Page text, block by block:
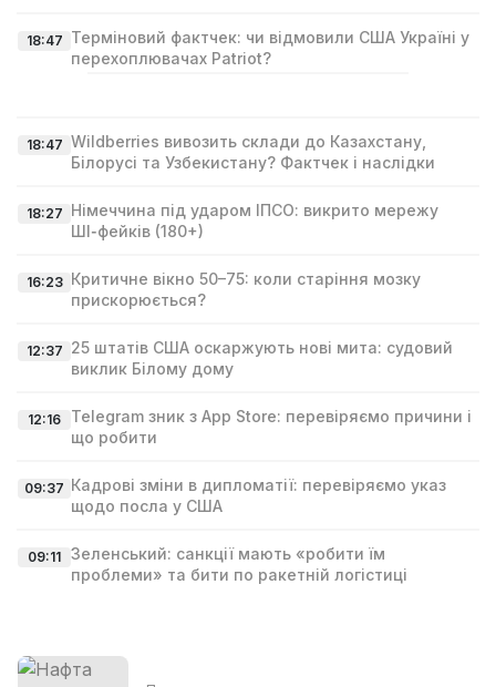
18:47 Терміновий фактчек: чи відмовили США Україні у
перехоплювачах Patriot?
18:47 Wildberries вивозить склади до Казахстану,
Білорусі та Узбекистану? Фактчек і наслідки
18:27 Німеччина під ударом ІПСО: викрито мережу
ШІ‑фейків (180+)
16:23 Критичне вікно 50–75: коли старіння мозку
прискорюється?
12:37 25 штатів США оскаржують нові мита: судовий
виклик Білому дому
12:16
Telegram зник з App Store: перевіряємо причини і
що робити
09:37 Кадрові зміни в дипломатії: перевіряємо указ
щодо посла у США
09:11 Зеленський: санкції мають «робити їм
проблеми» та бити по ракетній логістиці